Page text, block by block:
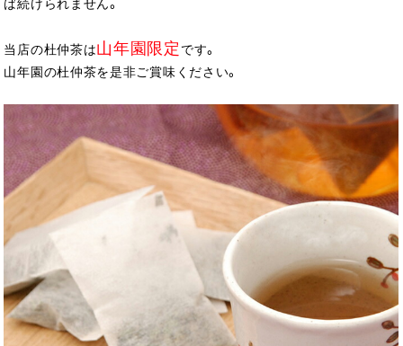
ば続けられません。
当店の杜仲茶は山年園限定 です。
山年園の杜仲茶を是非ご賞味ください。